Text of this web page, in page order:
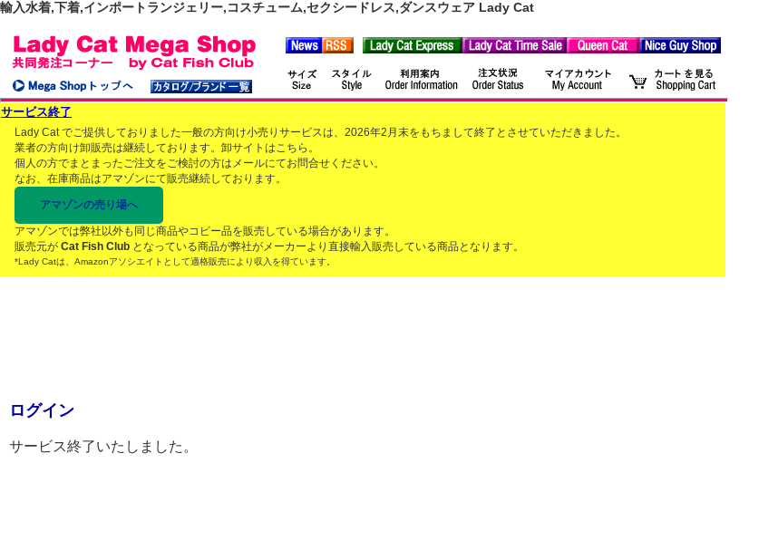
輸入水着,下着,インポートランジェリー,コスチューム,セクシードレス,ダンスウェア Lady Cat
サービス終了
Lady Cat でご提供しておりました一般の方向け小売りサービスは、2026年2月末をもちまして終了とさせていただきました。
業者の方向け卸販売は継続しております。卸サイトはこちら 。
個人の方でまとまったご注文をご検討の方はメールにてお問合せください。
なお、在庫商品はアマゾンにて販売継続しております。
アマゾンの売り場へ
アマゾンでは弊社以外も同じ商品やコピー品を販売している場合があります。
販売元が Cat Fish Club となっている商品が弊社がメーカーより直接輸入販売している商品となります。
*Lady Catは、Amazonアソシエイトとして適格販売により収入を得ています。
ログイン
サービス終了いたしました。